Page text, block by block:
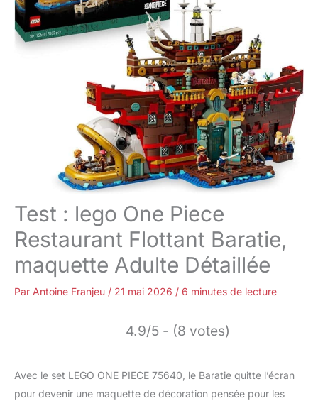
Test : lego One Piece
Restaurant Flottant Baratie,
maquette Adulte Détaillée
Par Antoine Franjeu / 21 mai 2026 / 6 minutes de lecture
4.9/5 - (8 votes)
Avec le set LEGO ONE PIECE 75640, le Baratie quitte l’écran
pour devenir une maquette de décoration pensée pour les